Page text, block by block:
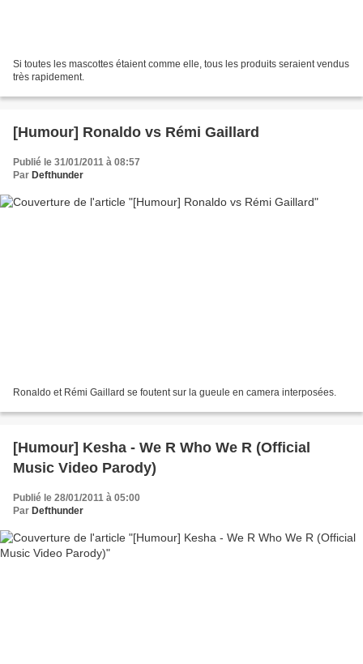
Si toutes les mascottes étaient comme elle, tous les produits seraient vendus
très rapidement.
[Humour] Ronaldo vs Rémi Gaillard
Publié le 31/01/2011 à 08:57
Par Defthunder
Ronaldo et Rémi Gaillard se foutent sur la gueule en camera interposées.
[Humour] Kesha - We R Who We R (Official
Music Video Parody)
Publié le 28/01/2011 à 05:00
Par Defthunder